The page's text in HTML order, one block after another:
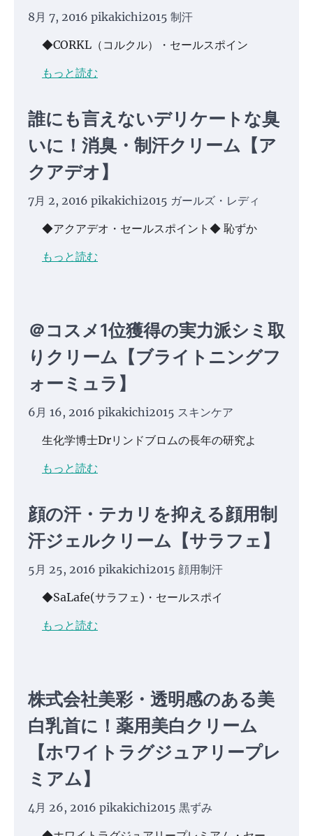
8月 7, 2016 pikakichi2015 制汗
◆CORKL（コルクル）・セールスポイン
もっと読む
誰にも言えないデリケートな臭
いに！消臭・制汗クリーム【ア
クアデオ】
7月 2, 2016 pikakichi2015 ガールズ・レディ
◆アクアデオ・セールスポイント◆ 恥ずか
もっと読む
＠コスメ1位獲得の実力派シミ取
りクリーム【ブライトニングフ
ォーミュラ】
6月 16, 2016 pikakichi2015 スキンケア
生化学博士Drリンドブロムの長年の研究よ
もっと読む
顔の汗・テカリを抑える顔用制
汗ジェルクリーム【サラフェ】
5月 25, 2016 pikakichi2015 顔用制汗
◆SaLafe(サラフェ)・セールスポイ
もっと読む
株式会社美彩・透明感のある美
白乳首に！薬用美白クリーム
【ホワイトラグジュアリープレ
ミアム】
4月 26, 2016 pikakichi2015 黒ずみ